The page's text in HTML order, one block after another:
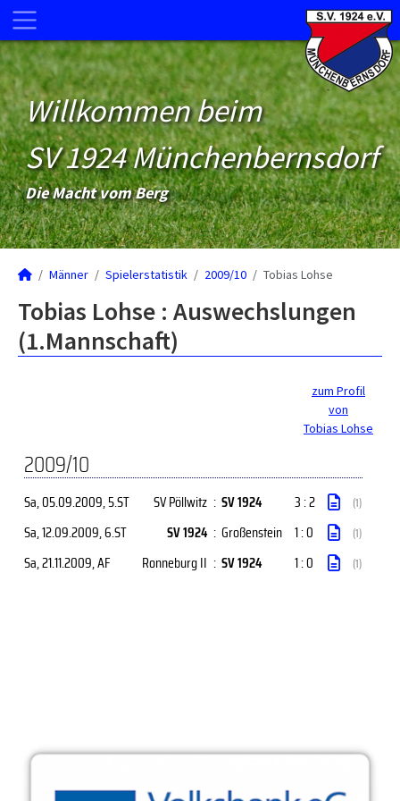
Willkommen beim
SV 1924 Münchenbernsdorf
Die Macht vom Berg
Männer Spielerstatistik 2009/10 Tobias Lohse
Tobias Lohse : Auswechslungen
(1.Mannschaft)
zum Profil
von
Tobias Lohse
2009/10
Sa, 05.09.2009, 5.ST SV Pöllwitz : SV 1924 3 : 2 (1)
Sa, 12.09.2009, 6.ST SV 1924 : Großenstein 1 : 0 (1)
Sa, 21.11.2009, AF Ronneburg II : SV 1924 1 : 0 (1)